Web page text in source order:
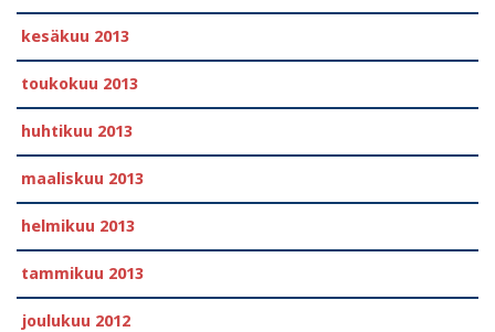
kesäkuu 2013
toukokuu 2013
huhtikuu 2013
maaliskuu 2013
helmikuu 2013
tammikuu 2013
joulukuu 2012